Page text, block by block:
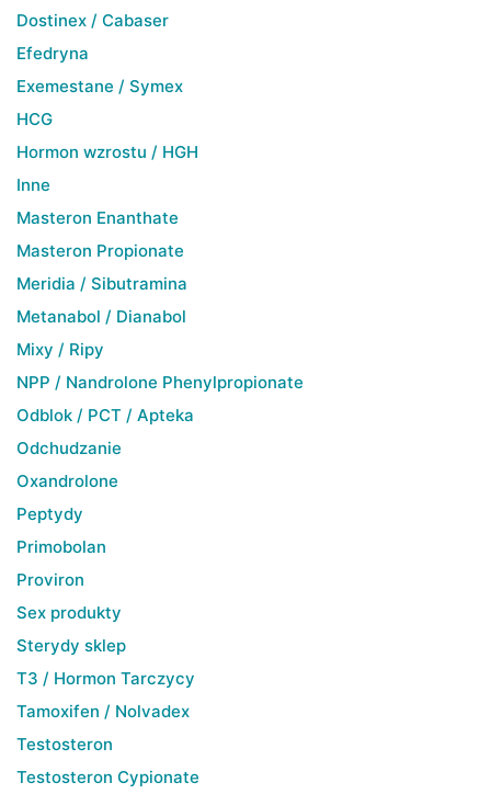
Dostinex / Cabaser
Efedryna
Exemestane / Symex
HCG
Hormon wzrostu / HGH
Inne
Masteron Enanthate
Masteron Propionate
Meridia / Sibutramina
Metanabol / Dianabol
Mixy / Ripy
NPP / Nandrolone Phenylpropionate
Odblok / PCT / Apteka
Odchudzanie
Oxandrolone
Peptydy
Primobolan
Proviron
Sex produkty
Sterydy sklep
T3 / Hormon Tarczycy
Tamoxifen / Nolvadex
Testosteron
Testosteron Cypionate